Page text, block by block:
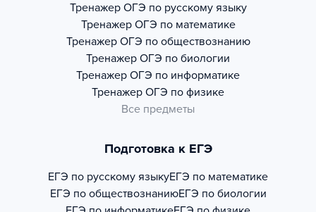
Тренажер ОГЭ по русскому языку
Тренажер ОГЭ по математике
Тренажер ОГЭ по обществознанию
Тренажер ОГЭ по биологии
Тренажер ОГЭ по информатике
Тренажер ОГЭ по физике
Все предметы
Подготовка к ЕГЭ
ЕГЭ по русскому языкуЕГЭ по математике
ЕГЭ по обществознаниюЕГЭ по биологии